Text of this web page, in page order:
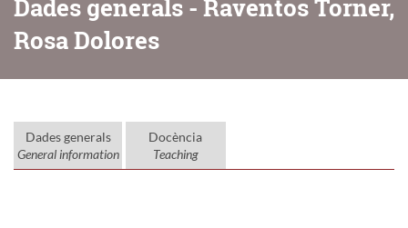
Dades generals - Raventos Torner,
Rosa Dolores
Dades generals
General information
Docència
Teaching